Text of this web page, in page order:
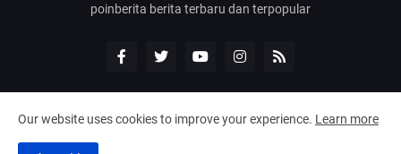
poinberita berita terbaru dan terpopular
Design by -poinberita
Our website uses cookies to improve your experience. Learn more